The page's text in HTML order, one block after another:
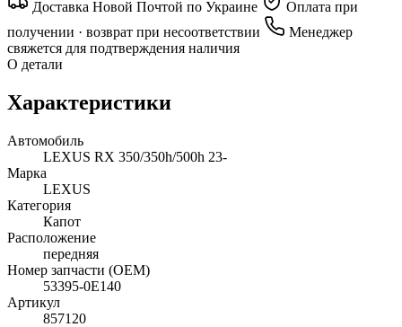
Доставка Новой Почтой по Украине
Оплата при
получении · возврат при несоответствии
Менеджер
свяжется для подтверждения наличия
О детали
Характеристики
Автомобиль
LEXUS RX 350/350h/500h 23-
Марка
LEXUS
Категория
Капот
Расположение
передняя
Номер запчасти (OEM)
53395-0E140
Артикул
857120